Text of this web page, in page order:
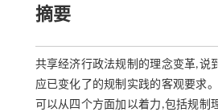
摘要
共享经济行政法规制的理念变革,说
应已变化了的规制实践的客观要求
可以从四个方面加以着力,包括规制